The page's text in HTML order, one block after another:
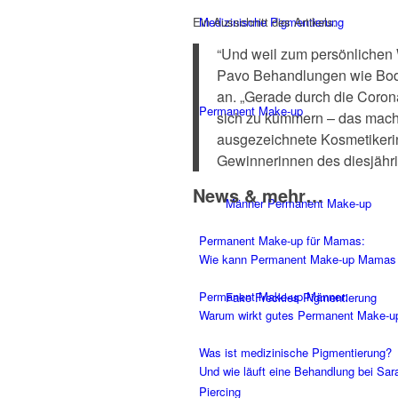
Medizinische Pigmentierung
Permanent Make-up
Männer Permanent Make-up
Fake Freckles Pigmentierung
Piercing
Ein Ausschnitt des Artikels:
“Und weil zum
Pavo Behandlungen wie
an. „Gerade durch die
sich zu kümmern – das
ausgezeichnete
Gewinnerinnen des
News & mehr…
Permanent Make-up für Mamas:
Wie kann Permanent Make-up
Permanent Make-up Männer:
Warum wirkt gutes Permanent Make-
Was ist medizinische Pigmentierung?
Und wie läuft eine Behandlung bei